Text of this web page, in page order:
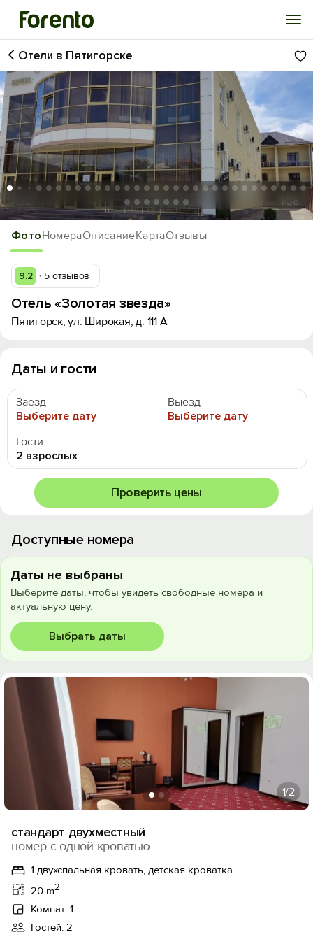
Войти
Избранное
История просмотра
Добавить свой объект
ФотоНомераОписаниеКартаОтзывы
Отели в Пятигорске
1/38
9.2 5 отзывов
Отель «Золотая звезда»
Пятигорск, ул. Широкая, д. 111 А
Даты и гости
Заезд
Выберите дату
Выезд
Выберите дату
Гости
2 взрослых
Проверить цены
Доступные номера
Даты не выбраны
Выберите даты, чтобы увидеть свободные номера и
актуальную цену.
Выбрать даты
1/2
стандарт двухместный
номер с одной кроватью
1 двухспальная кровать, детская кроватка
20 m2
Комнат: 1
Гостей: 2